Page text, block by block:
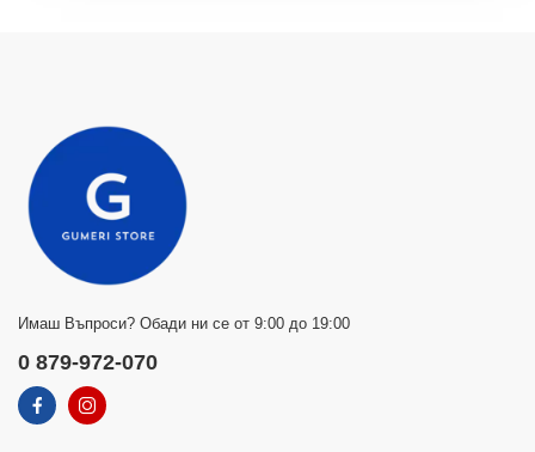
Имаш Въпроси? Обади ни се от 9:00 до 19:00
0 879-972-070